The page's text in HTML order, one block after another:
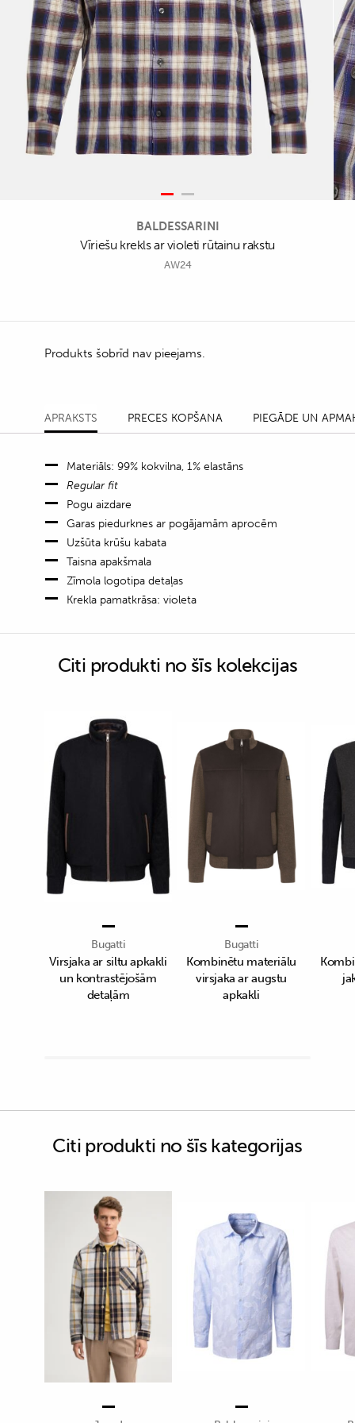
BALDESSARINI
Vīriešu krekls ar violeti rūtainu rakstu
AW24
Produkts šobrīd nav pieejams.
APRAKSTS PRECES KOPŠANA PIEGĀDE UN
Materiāls: 99% kokvilna, 1% elastāns
Regular fit
Pogu aizdare
Garas piedurknes ar pogājamām aprocēm
Uzšūta krūšu kabata
Taisna apakšmala
Zīmola logotipa detaļas
Krekla pamatkrāsa: violeta
Citi produkti no šīs kolekcijas
Bugatti
Virsjaka ar siltu apkakli
un kontrastējošām
detaļām
Bugatti
Kombinētu materiālu
virsjaka ar augstu
apkakli
Citi produkti no šīs kategorijas